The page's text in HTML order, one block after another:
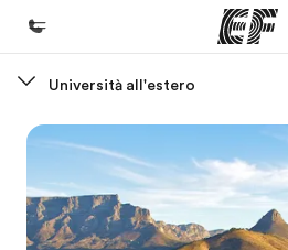
Benvenuto alla EF
Programmi
Vedi la nostra offerta
Università all'estero